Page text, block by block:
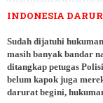
INDONESIA
Sudah dijatuhi
masih banyak bandar
ditangkap petugas
belum kapok juga
darurat begini,